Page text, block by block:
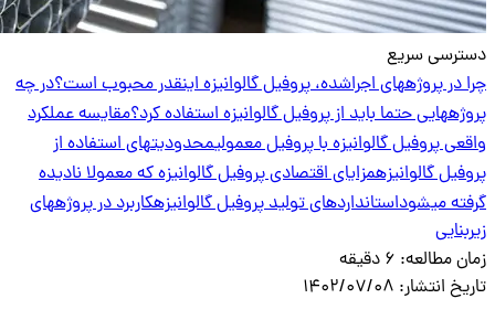
دسترسی سریع
چرا در پروژههای اجراشده، پروفیل گالوانیزه اینقدر محبوب است؟در چه
پروژههایی حتما باید از پروفیل گالوانیزه استفاده کرد؟مقایسه عملکرد
واقعی پروفیل گالوانیزه با پروفیل معمولیمحدودیتهای استفاده از
پروفیل گالوانیزهمزایای اقتصادی پروفیل گالوانیزه که معمولا نادیده
گرفته میشوداستانداردهای تولید پروفیل گالوانیزهکاربرد در پروژههای
زیربنایی
زمان مطالعه:
تاریخ انتشار: